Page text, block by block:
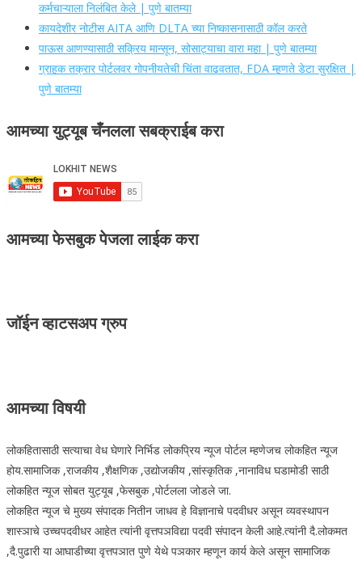
कर्मचाऱ्याला निलंबित केले | पुणे बातम्या
कायदेशीर नोटीस AITA आणि DLTA च्या निष्कासनासाठी कॉल करते
पाऊस आणण्यासाठी सक्रिय मान्सून, सोसाट्याचा वारा महा | पुणे बातम्या
ग्राहक तक्रार पोर्टलवर गोपनीयतेची चिंता वाढवतात, FDA म्हणते डेटा सुरक्षित |
पुणे बातम्या
आमच्या युट्यूब चँनलला सबक्राईब करा
आमच्या फेसबुक पेजला लाईक करा
जॉईन व्हाटसअप ग्रुप
आमच्या विषयी
लोकहितासाठी सत्याचा वेध घेणारे निर्भिड लोकप्रिय न्यूज पोर्टल म्हणेजच लोकहित न्यूज
होय.सामाजिक ,राजकीय ,शैक्षणिक ,उद्योजकीय ,सांस्कृतिक ,नानाविध घडामोडी साठी
लोकहित न्यूज सोबत युट्यूब ,फेसबुक ,पोर्टलला जोडले जा.
लोकहित न्यूज चे मुख्य संपादक नितीन जाधव हे विज्ञानाचे पदवीधर असून व्यवस्थापन
शास्ञाचे उच्चपदवीधर आहेत त्यांनी वृत्तपञविद्या पदवी संपादन केली आहे.त्यांनी दै.लोकमत
,दै.पुढारी या आघाडीच्या वृत्तपञात पुणे येथे पञकार म्हणून कार्य केले असून सामाजिक